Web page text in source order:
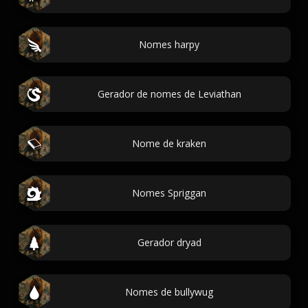
Nomes harpy
Gerador de nomes de Leviathan
Nome de kraken
Nomes Spriggan
Gerador dryad
Nomes de bullywug